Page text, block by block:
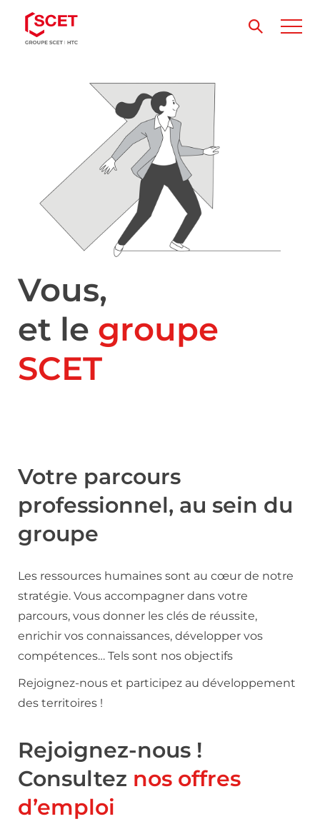
Vous,
et le groupe
SCET
Votre parcours
professionnel, au sein du
groupe
Les ressources humaines sont au cœur de notre
stratégie. Vous accompagner dans votre
parcours, vous donner les clés de réussite,
enrichir vos connaissances, développer vos
compétences… Tels sont nos objectifs
Rejoignez-nous et participez au développement
des territoires !
Rejoignez-nous !
Consultez nos offres
d’emploi